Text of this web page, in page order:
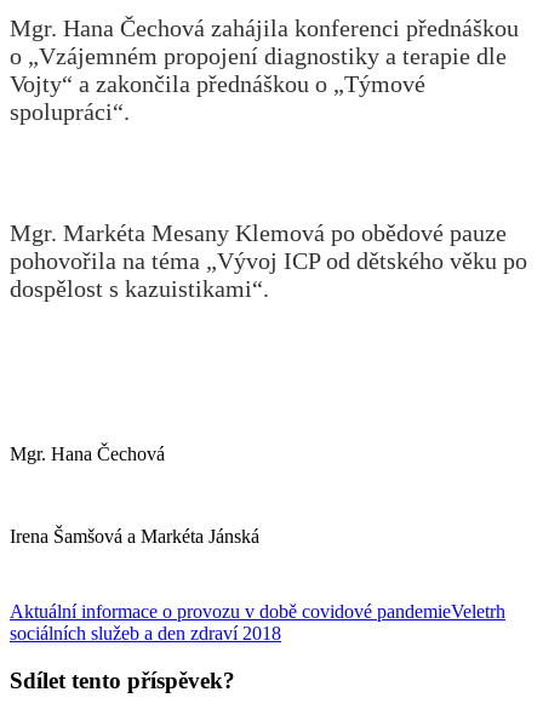
Mgr. Hana Čechová zahájila konferenci přednáškou
o „Vzájemném propojení diagnostiky a terapie dle
Vojty“ a zakončila přednáškou o „Týmové
spolupráci“.
Mgr. Markéta Mesany Klemová po obědové pauze
pohovořila na téma „Vývoj ICP od dětského věku po
dospělost s kazuistikami“.
Mgr. Hana Čechová
Irena Šamšová a Markéta Jánská
Aktuální informace o provozu v době covidové pandemieVeletrh
sociálních služeb a den zdraví 2018
Sdílet tento příspěvek?